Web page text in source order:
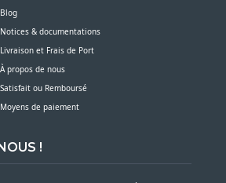
Blog
Notices & documentations
Livraison et Frais de Port
À propos de nous
Satisfait ou Remboursé
Moyens de paiement
!